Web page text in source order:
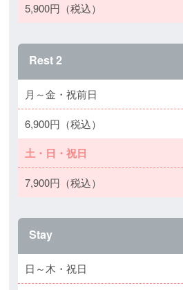
5,900円（税込）
Rest 2
月～金・祝前日
6,900円（税込）
土・日・祝日
7,900円（税込）
Stay
日～木・祝日